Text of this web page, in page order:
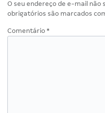
O seu endereço de e-mail não
obrigatórios são marcados
Comentário *